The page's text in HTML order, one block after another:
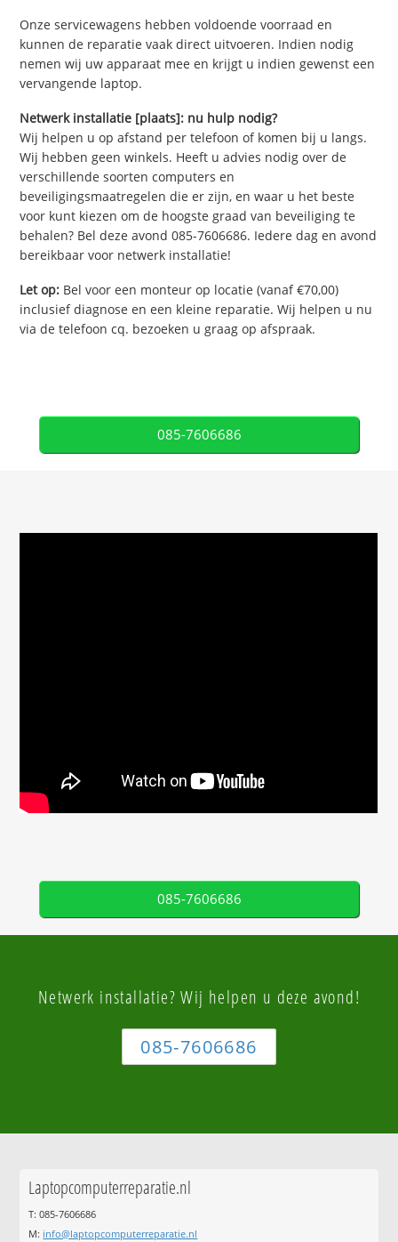
Onze servicewagens hebben voldoende voorraad en
kunnen de reparatie vaak direct uitvoeren. Indien nodig
nemen wij uw apparaat mee en krijgt u indien gewenst een
vervangende laptop.
Netwerk installatie [plaats]: nu hulp nodig?
Wij helpen u op afstand per telefoon of komen bij u langs.
Wij hebben geen winkels. Heeft u advies nodig over de
verschillende soorten computers en
beveiligingsmaatregelen die er zijn, en waar u het beste
voor kunt kiezen om de hoogste graad van beveiliging te
behalen? Bel deze avond 085-7606686. Iedere dag en avond
bereikbaar voor netwerk installatie!
Let op: Bel voor een monteur op locatie (vanaf €70,00)
inclusief diagnose en een kleine reparatie. Wij helpen u nu
via de telefoon cq. bezoeken u graag op afspraak.
085-7606686
085-7606686
Netwerk installatie? Wij helpen u deze avond!
085-7606686
Laptopcomputerreparatie.nl
T: 085-7606686
M: info@laptopcomputerreparatie.nl